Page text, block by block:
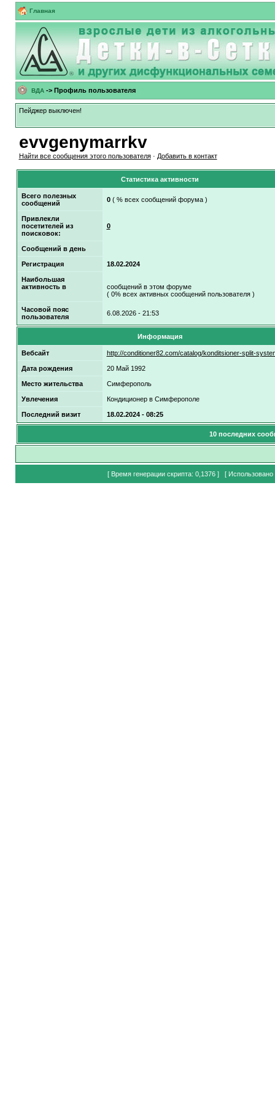
Главная
ВДА-> Профиль пользователя
Пейджер выключен!
evvgenymarrkv
Найти все сообщения этого пользователя· Добавить в контакт
Статистика активности
Всего полезных
сообщений
0( % всех сообщений форума )
Привлекли
посетителей из
поисковок:
0
Сообщений в день
Регистрация 18.02.2024
Наибольшая
активность в
сообщений в этом форуме
( 0% всех активных сообщений пользователя )
Часовой пояс
пользователя
6.08.2026 - 21:53
Информация
Вебсайт http://conditioner82.com/catalog/konditsioner-split-
Дата рождения 20 Май 1992
Место жительства Симферополь
Увлечения Кондиционер в Симферополе
Последний визит 18.02.2024 - 08:25
10 последних
[ Время генерации скрипта: 0,1376 ] [